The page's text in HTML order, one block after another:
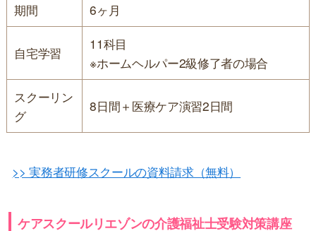
期間
6ヶ月
自宅学習
11科目
※ホームヘルパー2級修了者の場合
スクーリン
グ
8日間＋医療ケア演習2日間
>> 実務者研修スクールの資料請求（無料）
ケアスクールリエゾンの介護福祉士受験対策講座